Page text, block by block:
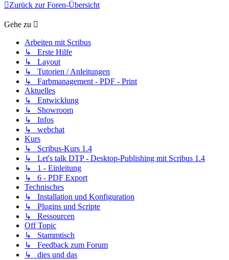
Zurück zur Foren-Übersicht
Gehe zu
Arbeiten mit Scribus
↳ Erste Hilfe
↳ Layout
↳ Tutorien / Anleitungen
↳ Farbmanagement - PDF - Print
Aktuelles
↳ Entwicklung
↳ Showroom
↳ Infos
↳ webchat
Kurs
↳ Scribus-Kurs 1.4
↳ Let's talk DTP - Desktop-Publishing mit Scribus 1.4
↳ 1 - Einleitung
↳ 6 - PDF Export
Technisches
↳ Installation und Konfiguration
↳ Plugins und Scripte
↳ Ressourcen
Off Topic
↳ Stammtisch
↳ Feedback zum Forum
↳ dies und das